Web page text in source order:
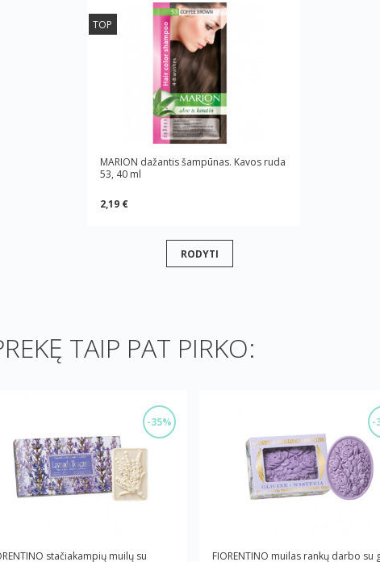
TOP
MARION dažantis šampūnas. Kavos ruda
53, 40 ml
2,19 €
RODYTI
TAIP PAT PIRKO:
-35%
stačiakampių muilų su
-
FIORENTINO muilas rankų darbo su